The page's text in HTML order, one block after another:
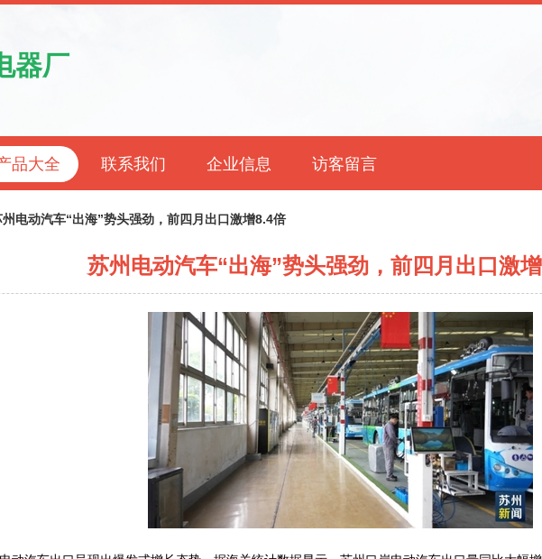
器厂
品大全 联系我们 企业信息 访客留言
州电动汽车“出海”势头强劲，前四月出口激增8.4倍
苏州电动汽车“出海”势头强劲，前四月出口激